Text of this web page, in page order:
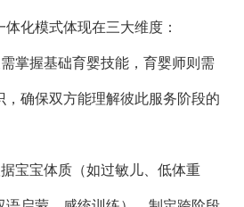
化模式体现在三大维度：
掌握基础育婴技能，育婴师则需
，确保双方能理解彼此服务阶段的
宝宝体质（如过敏儿、低体重